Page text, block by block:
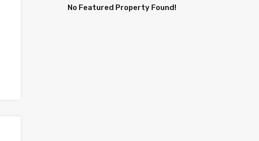
No Featured Property Found!